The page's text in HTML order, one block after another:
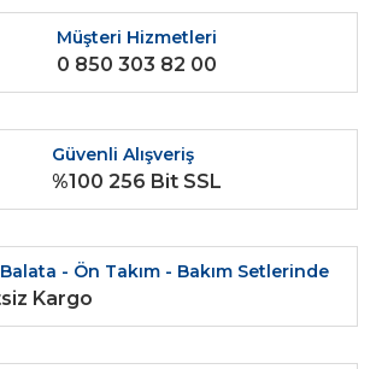
eksik bilgiler bulunuyor.
hatalar bulunuyor.
sitelerden daha pahalı.
farklı alternatifler olmalı.
Gönder
Müşteri Hizmetleri
0 850 303 82 00
Güvenli Alışveriş
%100 256 Bit SSL
- Ön Takım - Bakım Setlerinde
Kargo